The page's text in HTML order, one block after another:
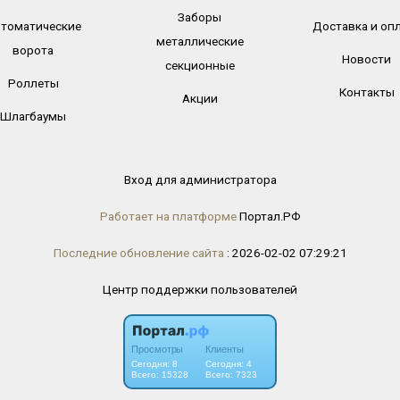
ворота
Роллеты
Шлагбаумы
Заборы
металлические
секционные
Акции
Доставка и
Новости
Контакты
Вход для администратора
Работает на платформеПортал.РФ
Последние обновление сайта : 2026-02-02 07:29:21
Центр поддержки пользователей